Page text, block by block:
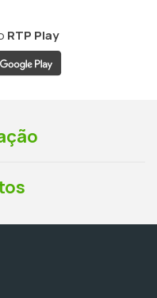
RTP Play